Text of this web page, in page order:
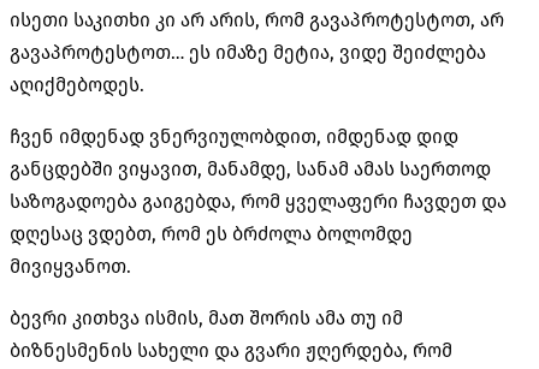
ისეთი საკითხი კი არ არის, რომ გავაპროტესტოთ, არ
გავაპროტესტოთ… ეს იმაზე მეტია, ვიდე შეიძლება
აღიქმებოდეს.
ჩვენ იმდენად ვნერვიულობდით, იმდენად დიდ
განცდებში ვიყავით, მანამდე, სანამ ამას საერთოდ
საზოგადოება გაიგებდა, რომ ყველაფერი ჩავდეთ და
დღესაც ვდებთ, რომ ეს ბრძოლა ბოლომდე
მივიყვანოთ.
ბევრი კითხვა ისმის, მათ შორის ამა თუ იმ
ბიზნესმენის სახელი და გვარი ჟღერდება, რომ